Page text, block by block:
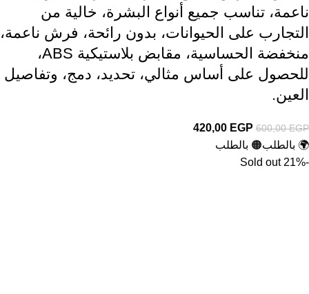
ناعمة، تناسب جميع أنواع البشرة، خالية من
التجارب على الحيوانات، بدون رائحة، فرش ناعمة،
منخفضة الحساسية، مقابض بلاستيكية ABS،
للحصول على أساس مثالي، تحديد، دمج، وتفاصيل
العين.
600,00EGP
420,00 EGP
🌍 بالطلب🟠 بالطلب
-21%
Sold out